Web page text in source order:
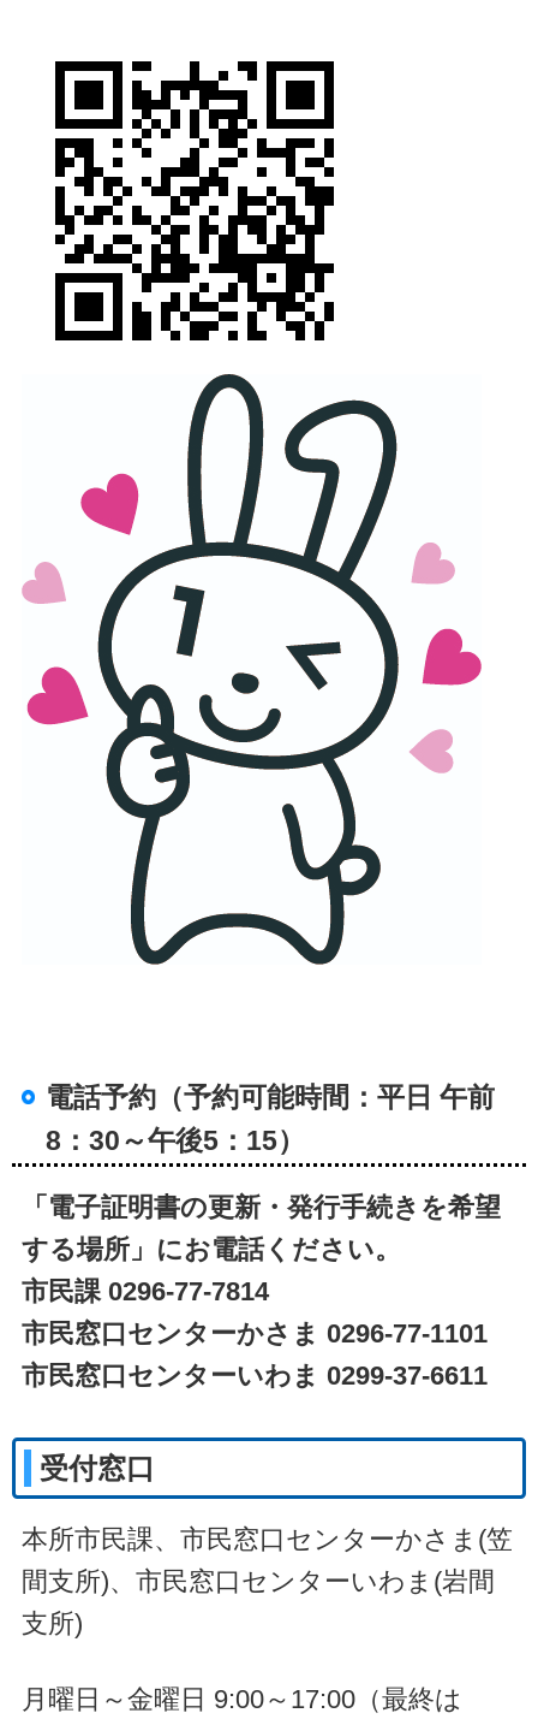
電話予約（予約可能時間：平日 午前
8：30～午後5：15）
「電子証明書の更新・発行手続きを希望
する場所」にお電話ください。
市民課 0296-77-7814
市民窓口センターかさま 0296-77-1101
市民窓口センターいわま 0299-37-6611
受付窓口
本所市民課、市民窓口センターかさま(笠
間支所)、市民窓口センターいわま(岩間
支所)
月曜日～金曜日 9:00～17:00（最終は